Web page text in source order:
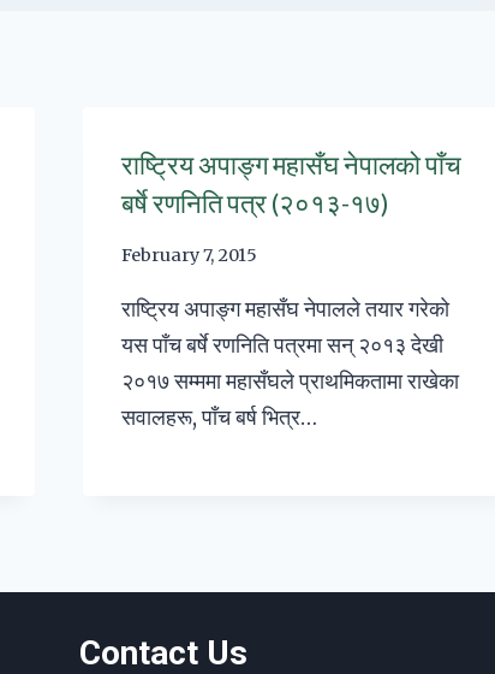
राष्ट्रिय अपाङ्ग महासँघ नेपालको पाँच
बर्षे रणनिति पत्र (२०१३-१७)
February 7, 2015
राष्ट्रिय अपाङ्ग महासँघ नेपालले तयार गरेको
यस पाँच बर्षे रणनिति पत्रमा सन् २०१३ देखी
२०१७ सम्ममा महासँघले प्राथमिकतामा राखेका
सवालहरू, पाँच बर्ष भित्र…
Contact Us